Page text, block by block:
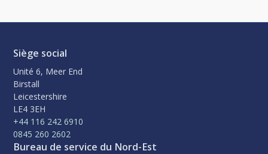
Siège social
Unité 6, Meer End
Birstall
Leicestershire
LE4 3EH
+44 116 242 6910
0845 260 2602
Bureau de service du Nord-Est